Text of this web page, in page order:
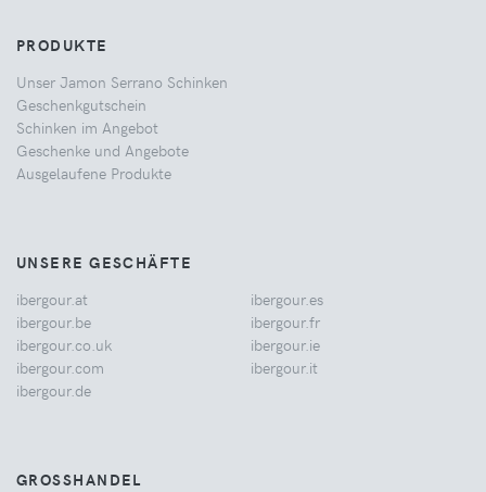
PRODUKTE
Unser Jamon Serrano Schinken
Geschenkgutschein
Schinken im Angebot
Geschenke und Angebote
Ausgelaufene Produkte
UNSERE GESCHÄFTE
ibergour.at
ibergour.be
ibergour.co.uk
ibergour.com
ibergour.de
ibergour.es
ibergour.fr
ibergour.ie
ibergour.it
GROSSHANDEL